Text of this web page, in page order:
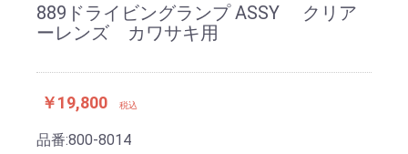
889ドライビングランプ ASSY クリア
ーレンズ カワサキ用
￥19,800 税込
品番:800-8014